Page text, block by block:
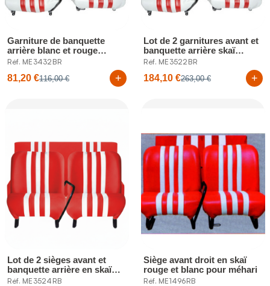
Garniture de banquette
arrière blanc et rouge
méhari
Réf. ME3432BR
81,20 €116,00 € +
Lot de 2 garnitures avant et
banquette arrière skaï
blanc...
Réf. ME3522BR
184,10 €263,00 € +
Lot de 2 sièges avant et
banquette arrière en skaï
rouge...
Réf. ME3524RB
Siège avant droit en skaï
rouge et blanc pour méhari
Réf. ME1496RB